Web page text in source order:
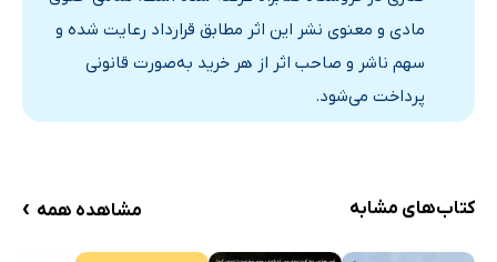
3 دقیقه
بخش 16
3 دقیقه بخش 18
3 دقیقه بخش 19
مادی و معنوی نشر این اثر مطابق قرارداد رعایت شده و
سهم ناشر و صاحب اثر از هر خرید به‌صورت قانونی
پرداخت می‌شود.
کتاب‌های مشابه مشاهده همه ›